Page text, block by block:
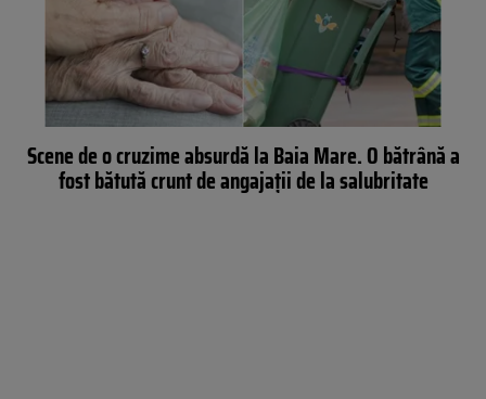
Scene de o cruzime absurdă la Baia Mare. O bătrână a
fost bătută crunt de angajații de la salubritate